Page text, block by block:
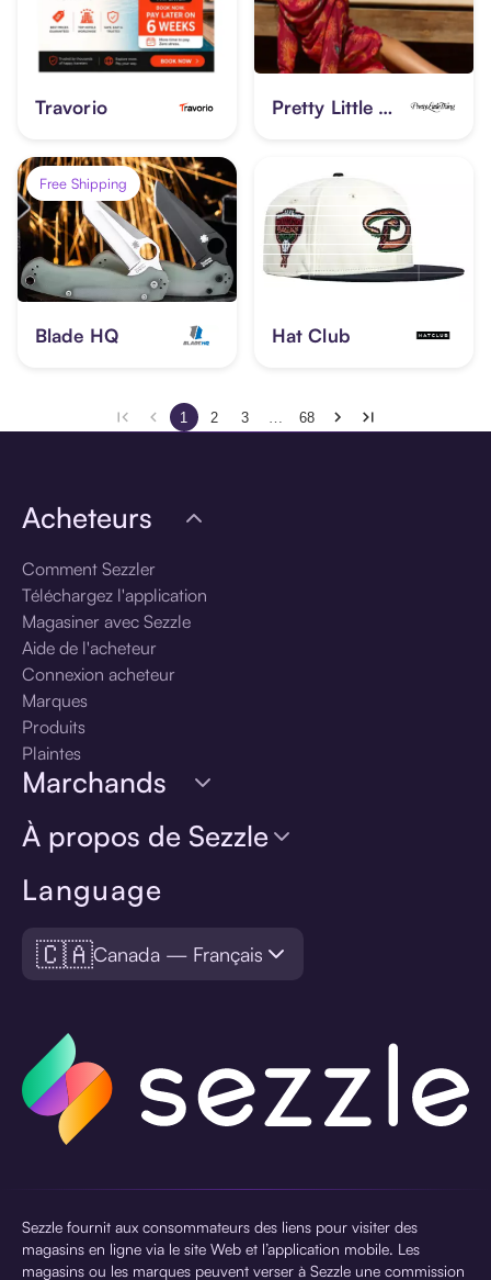
Travorio Pretty Little Thing
Free Shipping
Blade HQ Hat Club
1 2 3 68
Language
🇨🇦Canada — Français
Acheteurs
Comment Sezzler
Téléchargez l'application
Magasiner avec Sezzle
Aide de l'acheteur
Connexion acheteur
Marques
Produits
Plaintes
Marchands
À propos de Sezzle
Sezzle fournit aux consommateurs des liens pour visiter des
magasins en ligne via le site Web et l’application mobile. Les
magasins ou les marques peuvent verser à Sezzle une commission